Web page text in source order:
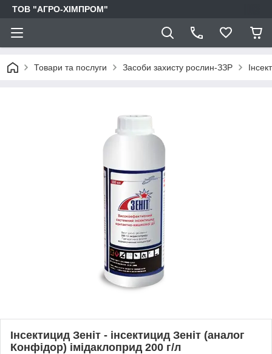
ТОВ "АГРО-ХІМПРОМ"
Товари та послуги Засоби захисту рослин-ЗЗР
Інсектицид Зеніт - інсектицид Зеніт (аналог
Конфідор) імідаклоприд 200 г/л